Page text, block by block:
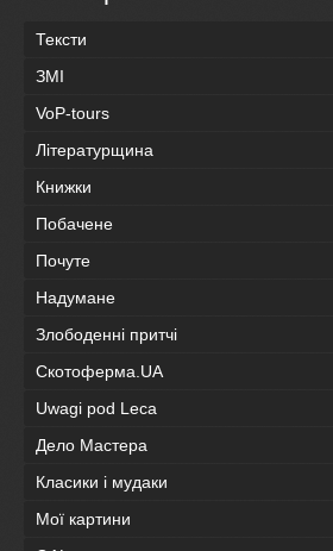
Тексти
ЗМІ
VoP-tours
Літературщина
Книжки
Побачене
Почуте
Надумане
Злободенні притчі
Скотоферма.UA
Uwagi pod Leca
Дело Мастера
Класики і мудаки
Мої картини